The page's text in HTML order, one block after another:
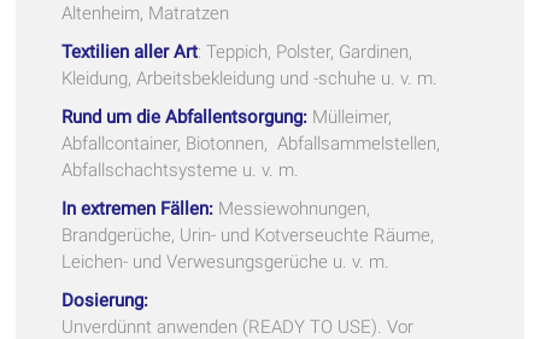
Altenheim, Matratzen
Textilien aller Art: Teppich, Polster, Gardinen,
Kleidung, Arbeitsbekleidung und -schuhe u. v. m.
Rund um die Abfallentsorgung: Mülleimer,
Abfallcontainer, Biotonnen, Abfallsammelstellen,
Abfallschachtsysteme u. v. m.
In extremen Fällen: Messiewohnungen,
Brandgerüche, Urin- und Kotverseuchte Räume,
Leichen- und Verwesungsgerüche u. v. m.
Dosierung:
Unverdünnt anwenden (READY TO USE). Vor